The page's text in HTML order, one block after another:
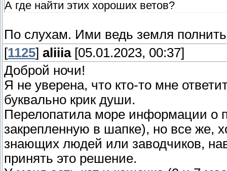
А где найти этих хороших ветов?
По слухам. Ими ведь земля
[1125] aliiia[05.01.2023, 00:37]
Доброй ночи!
Я не уверена, что кто-то мне
буквально крик души.
Перелопатила море информации о
закрепленную в шапке), но все же,
знающих людей или заводчиков,
принять это решение.